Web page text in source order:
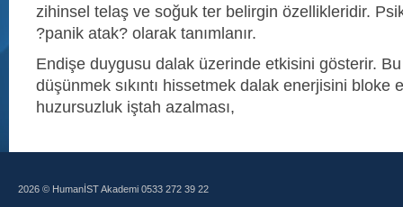
zihinsel telaş ve soğuk ter belirgin özellikleridir.
?panik atak? olarak tanımlanır.
Endişe duygusu dalak üzerinde etkisini gösterir. Bu
düşünmek sıkıntı hissetmek dalak enerjisini bloke
huzursuzluk iştah azalması,
2026 © HumanİST Akademi 0533 272 39 22